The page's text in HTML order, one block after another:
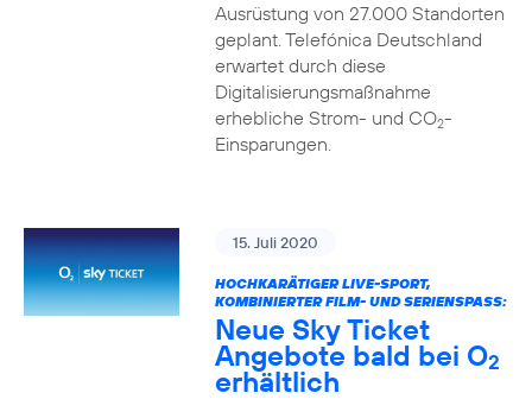
Ausrüstung von 27.000 Standorten
geplant. Telefónica Deutschland
erwartet durch diese
Digitalisierungsmaßnahme
erhebliche Strom- und CO2-
Einsparungen.
15. Juli 2020
HOCHKARÄTIGER LIVE-SPORT,
KOMBINIERTER FILM- UND SERIENSPASS:
Neue Sky Ticket
Angebote bald bei O2
erhältlich